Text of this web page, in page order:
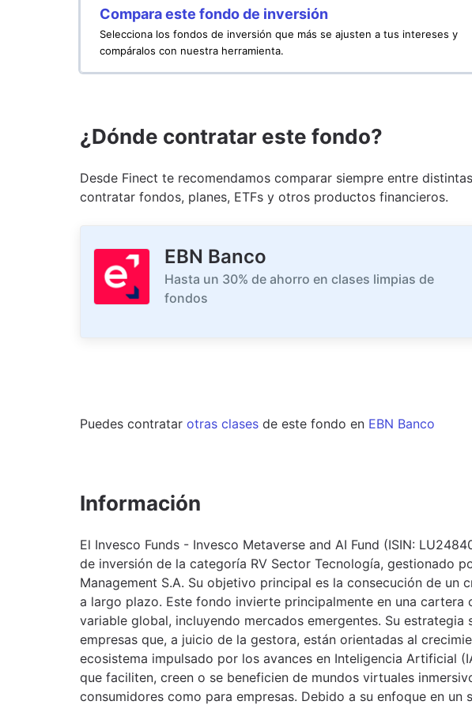
Compara este fondo de inversión
Selecciona los fondos de inversión que más se ajusten a tus intereses y
compáralos con nuestra herramienta.
¿Dónde contratar este fondo?
Desde Finect te recomendamos comparar siempre entre
contratar fondos, planes, ETFs y otros productos financieros.
EBN Banco
Hasta un 30% de ahorro en clases limpias de
fondos
Puedes contratar otras clases de este fondo en EBN Banco
Información
El Invesco Funds - Invesco Metaverse and AI Fund (ISIN:
de inversión de la categoría RV Sector Tecnología, gestionado
Management S.A. Su objetivo principal es la consecución de un
a largo plazo. Este fondo invierte principalmente en una cartera
variable global, incluyendo mercados emergentes. Su estrategia
empresas que, a juicio de la gestora, están orientadas al
ecosistema impulsado por los avances en Inteligencia Artificial
que faciliten, creen o se beneficien de mundos virtuales
consumidores como para empresas. Debido a su enfoque en un